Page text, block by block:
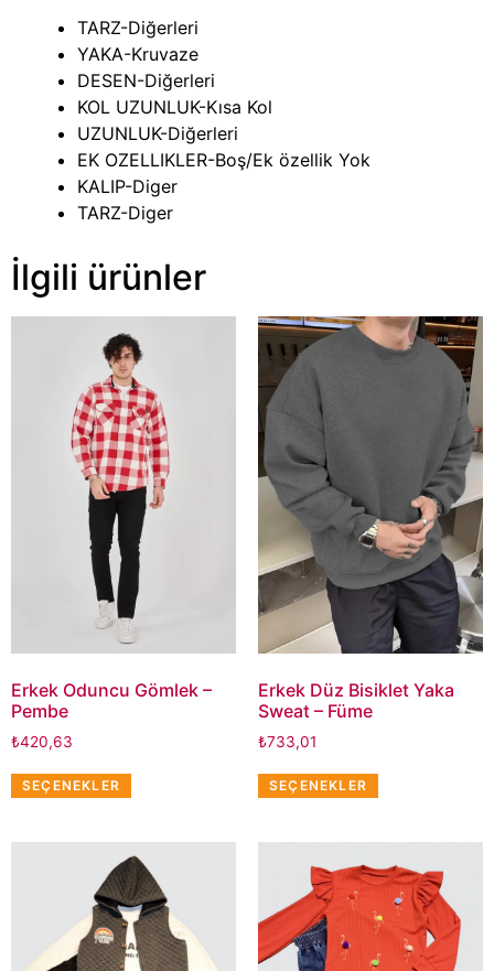
TARZ-Diğerleri
YAKA-Kruvaze
DESEN-Diğerleri
KOL UZUNLUK-Kısa Kol
UZUNLUK-Diğerleri
EK OZELLIKLER-Boş/Ek özellik Yok
KALIP-Diger
TARZ-Diger
İlgili ürünler
Erkek Oduncu Gömlek –
Pembe
₺420,63
SEÇENEKLER
Erkek Düz Bisiklet Yaka
Sweat – Füme
₺733,01
SEÇENEKLER